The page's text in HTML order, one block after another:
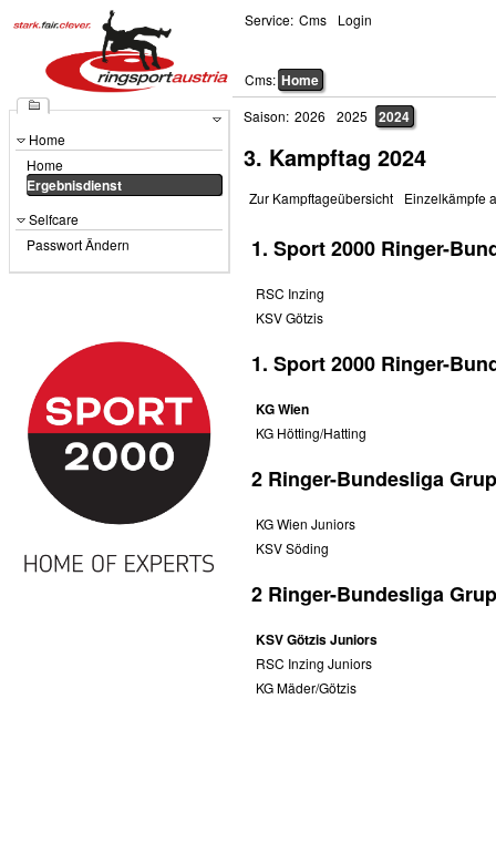
Cms: Home
Service: Cms Login
Home
Home
Ergebnisdienst
Selfcare
Passwort Ändern
Saison: 2026 2025 2024
3. Kampftag 2024
Zur Kampftageübersicht Einzelkämpfe
1. Sport 2000 Ringer-
RSC Inzing
KSV Götzis
1. Sport 2000 Ringer-
KG Wien
KG Hötting/Hatting
2 Ringer-Bundesliga
KG Wien Juniors
KSV Söding
2 Ringer-Bundesliga
KSV Götzis Juniors
RSC Inzing Juniors
KG Mäder/Götzis